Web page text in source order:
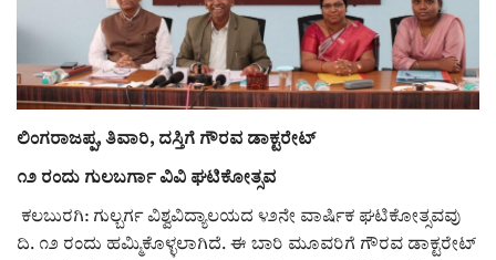
ಸುದ್ದಿ
e-paper (ಇ–ಪೇಪರ್‌)
ಪುಸ್ತಕ ಪರಿಚಯ
ಲಿಂಗರಾಜಪ್ಪ, ತಿವಾರಿ, ದಸ್ತಿಗೆ ಗೌರವ ಡಾಕ್ಟರೇಟ್
೧೨ ರಂದು ಗುಲಬರ್ಗಾ ವಿವಿ ಘಟಿಕೋತ್ಸವ
ಕಲಬುರಗಿ: ಗುಲ್ಬರ್ಗ ವಿಶ್ವವಿದ್ಯಾಲಯದ ೪೨ನೇ ವಾರ್ಷಿಕ ಘಟಿಕೋತ್ಸವವು
ದಿ. ೧೨ ರಂದು ಹಮ್ಮಿಕೊಳ್ಳಲಾಗಿದೆ. ಈ ಬಾರಿ ಮೂವರಿಗೆ ಗೌರವ ಡಾಕ್ಟರೇಟ್